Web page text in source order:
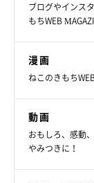
ブログやインス
もちWEB
漫画
ねこのきもち
動画
おもしろ、感動
やみつきに！